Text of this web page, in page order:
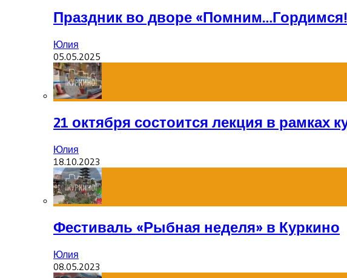
Праздник во дворе
Юлия
05.05.2025
21 октября состоится лекция в
Юлия
18.10.2023
Фестиваль «Рыбная неделя» в Куркино
Юлия
08.05.2023